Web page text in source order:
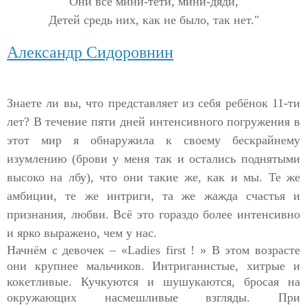
Детей средь них, как не было, так нет."
Александр Сидоровнин
Знаете ли вы, что представляет из себя ребёнок 11-ти
лет? В течение пяти дней интенсивного погружения в
этот мир я обнаружила к своему бескрайнему
изумлению (брови у меня так и остались поднятыми
высоко на лбу), что они такие же, как и мы. Те же
амбиции, те же интриги, та же жажда счастья и
признания, любви. Всё это гораздо более интенсивно
и ярко выражено, чем у нас.
Начнём с девочек – «Ladies first ! » В этом возрасте
они крупнее мальчиков. Интриганистые, хитрые и
кокетливые. Кучкуются и шушукаются, бросая на
окружающих насмешливые взгляды. При